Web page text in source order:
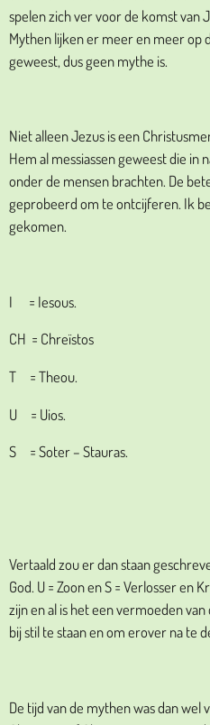
spelen zich ver voor de komst van
Mythen lijken er meer en meer op
geweest, dus geen mythe is.
Niet alleen Jezus is een
Hem al messiassen geweest die in
onder de mensen brachten. De
geprobeerd om te ontcijferen. Ik
gekomen.
I = Iesous.
CH = Chreïstos
T = Theou.
U = Uios.
S = Soter – Stauras.
Vertaald zou er dan staan
God. U = Zoon en S = Verlosser en
zijn en al is het een vermoeden
bij stil te staan en om erover na te
De tijd van de mythen was dan wel